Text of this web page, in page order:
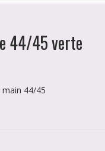
44/45 verte
44/45